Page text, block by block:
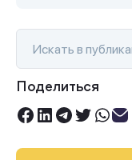
Поделиться
Наши
вами